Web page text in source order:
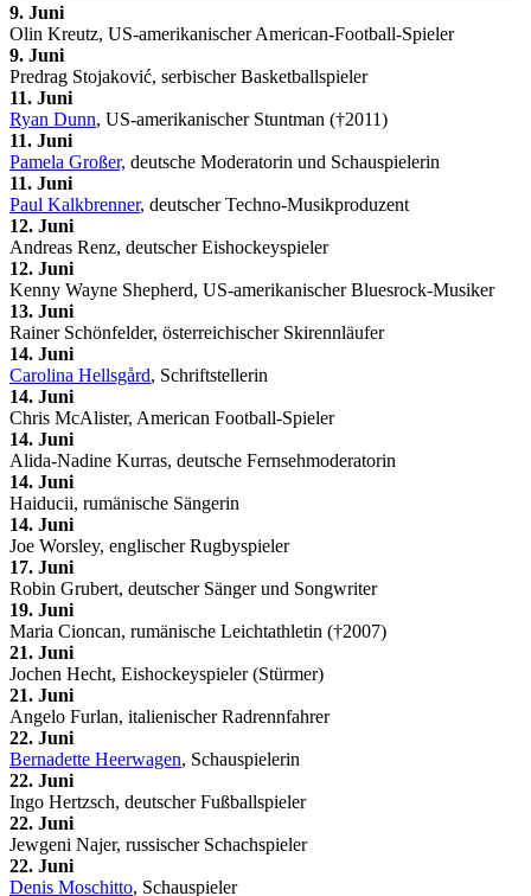
9. Juni
Olin Kreutz, US-amerikanischer American-Football-Spieler
9. Juni
Predrag Stojaković, serbischer Basketballspieler
11. Juni
Ryan Dunn, US-amerikanischer Stuntman (†2011)
11. Juni
Pamela Großer, deutsche Moderatorin und Schauspielerin
11. Juni
Paul Kalkbrenner, deutscher Techno-Musikproduzent
12. Juni
Andreas Renz, deutscher Eishockeyspieler
12. Juni
Kenny Wayne Shepherd, US-amerikanischer Bluesrock-Musiker
13. Juni
Rainer Schönfelder, österreichischer Skirennläufer
14. Juni
Carolina Hellsgård, Schriftstellerin
14. Juni
Chris McAlister, American Football-Spieler
14. Juni
Alida-Nadine Kurras, deutsche Fernsehmoderatorin
14. Juni
Haiducii, rumänische Sängerin
14. Juni
Joe Worsley, englischer Rugbyspieler
17. Juni
Robin Grubert, deutscher Sänger und Songwriter
19. Juni
Maria Cioncan, rumänische Leichtathletin (†2007)
21. Juni
Jochen Hecht, Eishockeyspieler (Stürmer)
21. Juni
Angelo Furlan, italienischer Radrennfahrer
22. Juni
Bernadette Heerwagen, Schauspielerin
22. Juni
Ingo Hertzsch, deutscher Fußballspieler
22. Juni
Jewgeni Najer, russischer Schachspieler
22. Juni
Denis Moschitto, Schauspieler